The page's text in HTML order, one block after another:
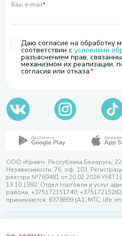
Ваш e-mail*
Даю согласие на обработку
соответствии с условиями
разъяснением прав,
механизмом их реализации,
согласия или отказа.
ООО «Кравт». Республика Беларусь,
Независимости, 76, оф. 103.
реестре №769481 от 20.02.2026 УНП
13.10.1992. Отдел торговли и услуг
района, +375172151740;
принимаются: 6378899 (А1, МТС, life,
Разработка сайта — SLAM